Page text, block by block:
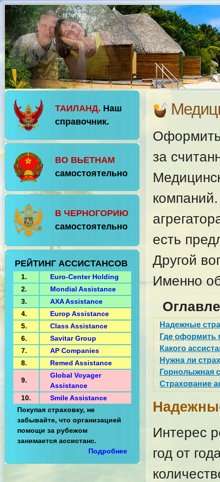
ТАИЛАНД. Наш
справочник.
ВО ВЬЕТНАМ
самостоятельно
В ЧЕРНОГОРИЮ
самостоятельно
РЕЙТИНГ АССИСТАНСОВ
1.
Euro-Center Holding
2.
Mondial Assistance
3.
AXA Assistance
4.
Europ Assistance
5.
Class Assistance
6.
Savitar Group
7.
AP Companies
8.
Remed Assistance
9.
Global Voyager
Assistance
10.
Smile Assistance
Покупая страховку, не
забывайте, что организацией
помощи за рубежом
занимается ассистанс.
Подробнее
Оформить
за
есть
Другой
Именно
Надежные
Где оформить
Какого
Нужна ли
Горнолыжная
Страхование
Интерес
год от